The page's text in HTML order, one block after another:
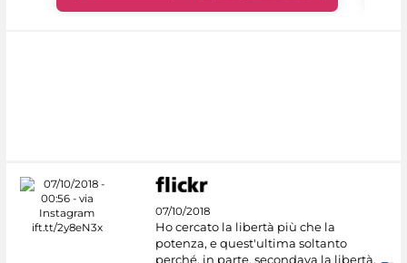
07/10/2018
Ho cercato la libertà più che la
potenza, e quest'ultima soltanto
perché, in parte, secondava la libertà.